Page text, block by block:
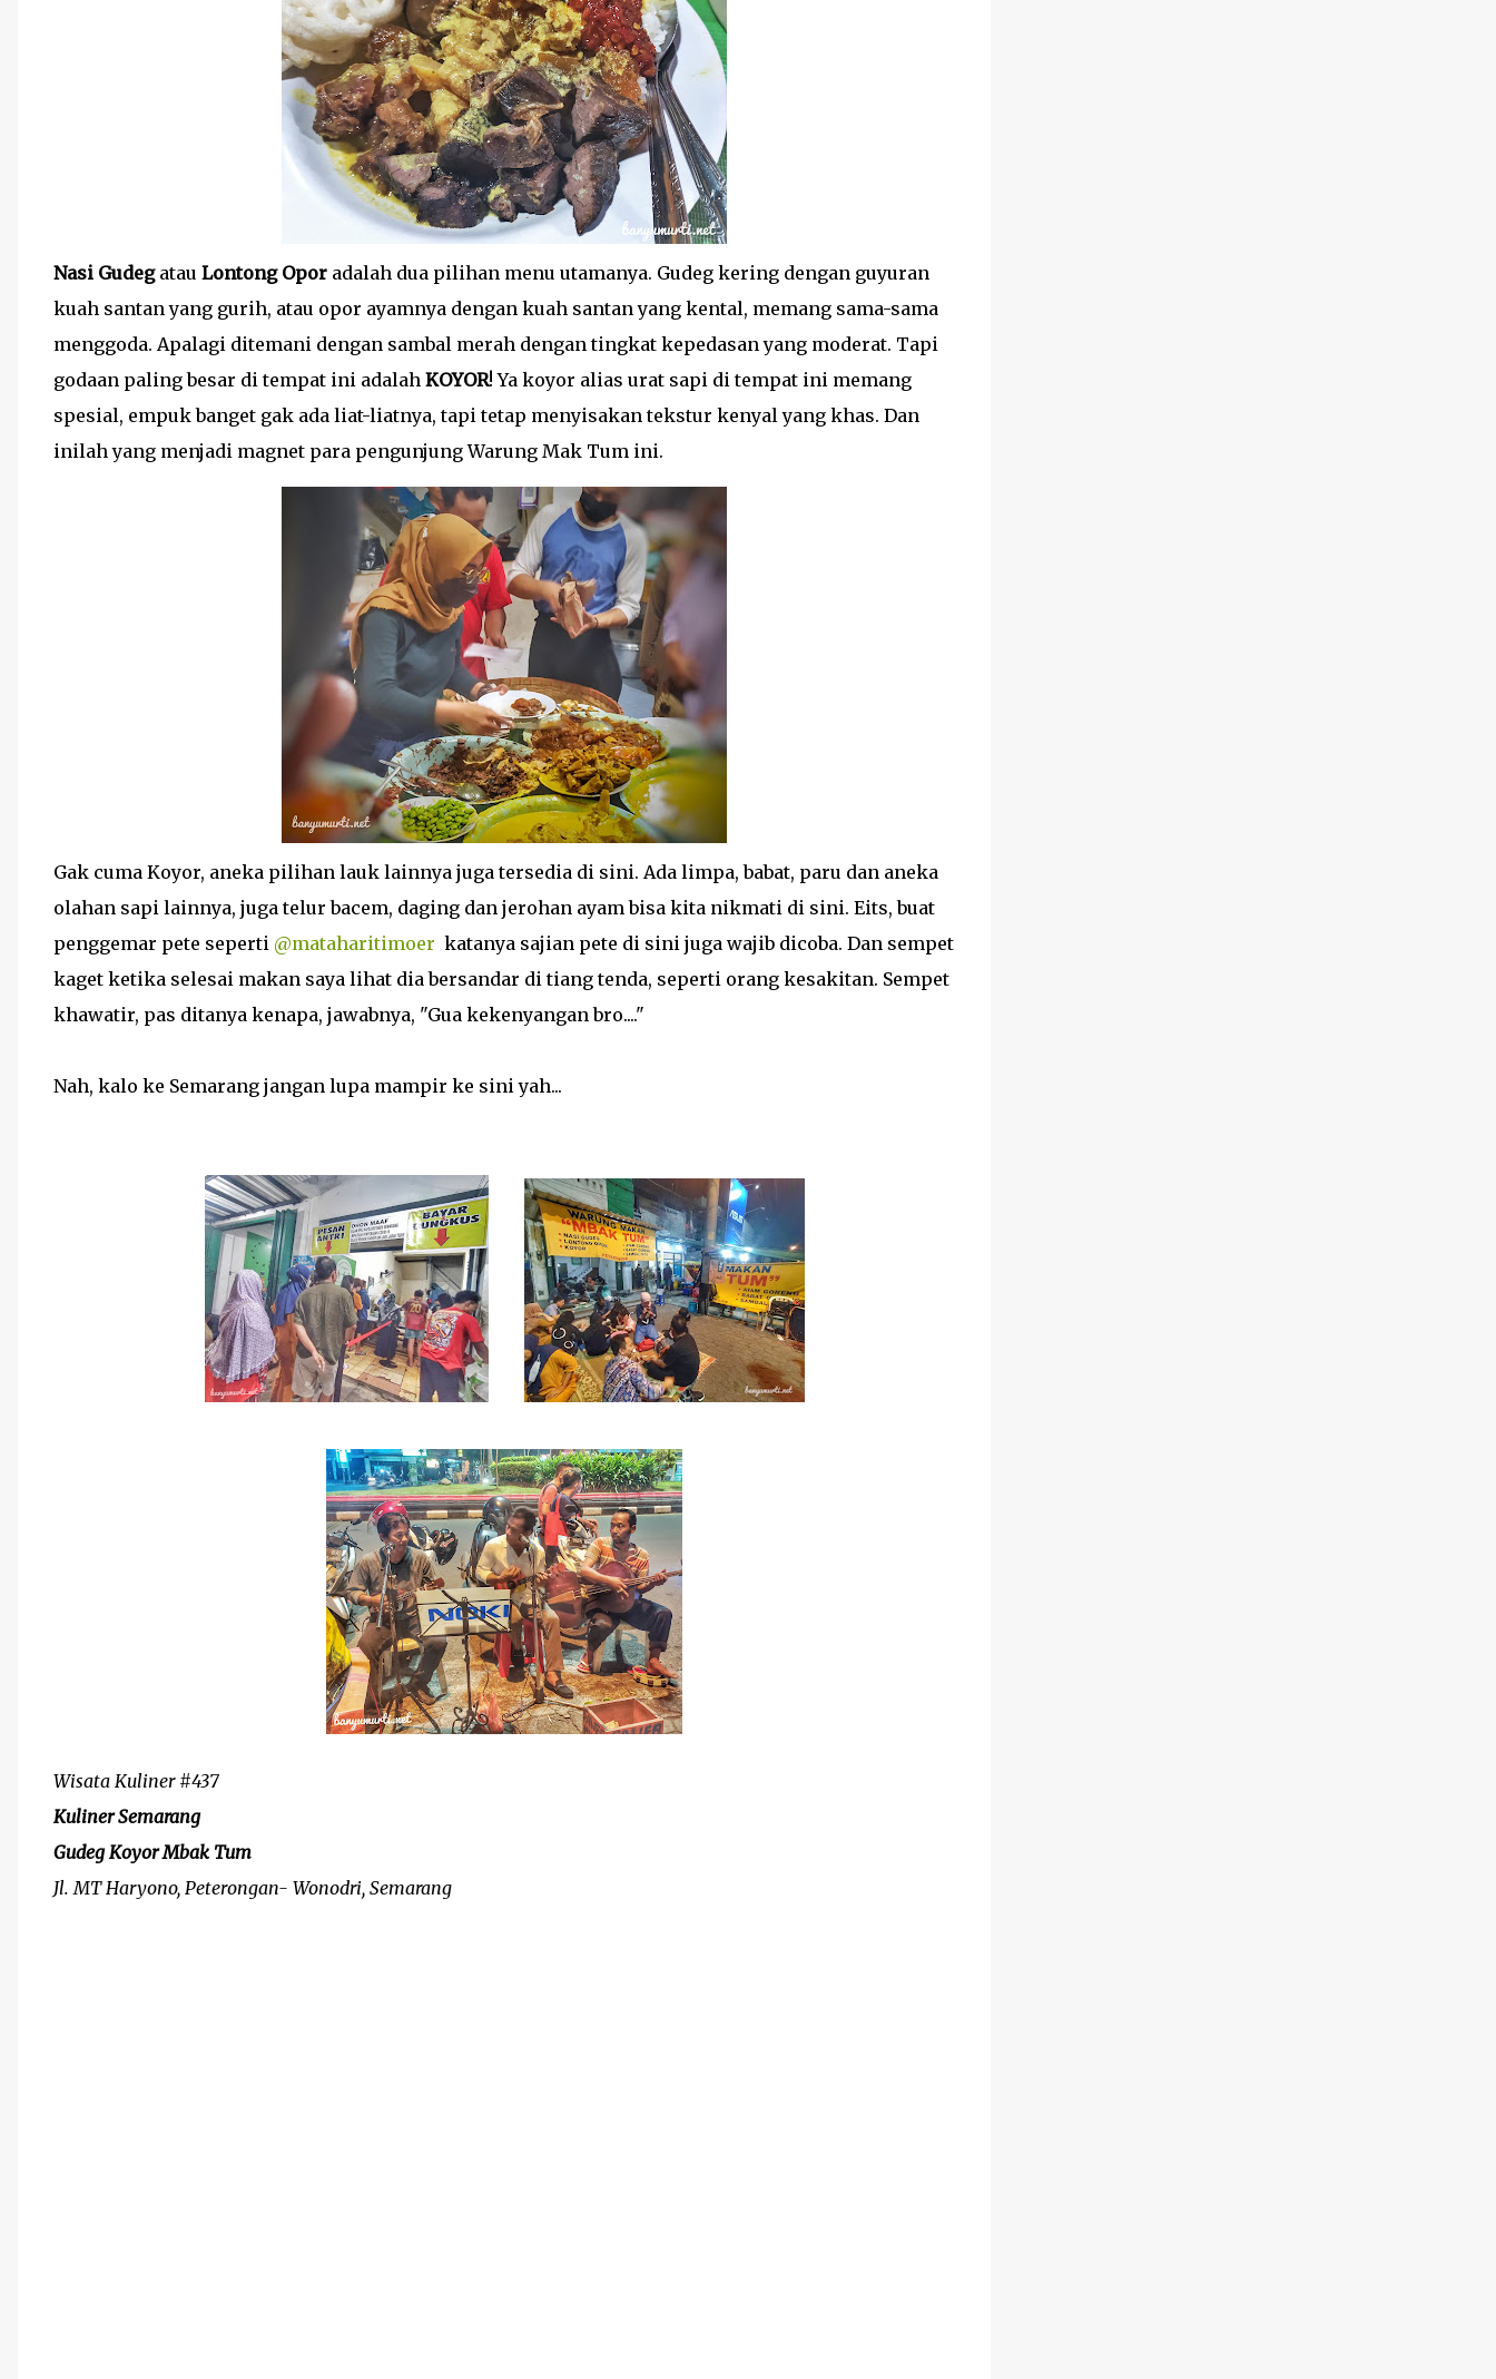
Nasi Gudegatau Lontong Opor adalah dua pilihan menu utamanya. Gudeg kering dengan guyuran
kuah santan yang gurih, atau opor ayamnya dengan kuah santan yang kental, memang sama-sama
menggoda. Apalagi ditemani dengan sambal merah dengan tingkat kepedasan yang moderat. Tapi
godaan paling besar di tempat ini adalah KOYOR! Ya koyor alias urat sapi di tempat ini memang
spesial, empuk banget gak ada liat-liatnya, tapi tetap menyisakan tekstur kenyal yang khas. Dan
inilah yang menjadi magnet para pengunjung Warung Mak Tum ini.
Gak cuma Koyor, aneka pilihan lauk lainnya juga tersedia di sini. Ada limpa, babat, paru dan aneka
olahan sapi lainnya, juga telur bacem, daging dan jerohan ayam bisa kita nikmati di sini. Eits, buat
penggemar pete seperti @mataharitimoer katanya sajian pete di sini juga wajib dicoba. Dan sempet
kaget ketika selesai makan saya lihat dia bersandar di tiang tenda, seperti orang kesakitan. Sempet
khawatir, pas ditanya kenapa, jawabnya, "Gua kekenyangan bro...."
Nah, kalo ke Semarang jangan lupa mampir ke sini yah...
Wisata Kuliner #437
Kuliner Semarang
Gudeg Koyor Mbak Tum
Jl. MT Haryono, Peterongan- Wonodri, Semarang